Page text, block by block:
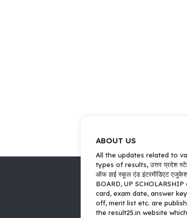
ABOUT US
All the updates related to
types of results, उत्तर प्रदेश स्टेट
ऑफ हाई स्कूल एंड इंटरमीडिएट
BOARD, UP SCHOLARSHIP
card, exam date, answer
off, merit list etc. are
the result25.in website